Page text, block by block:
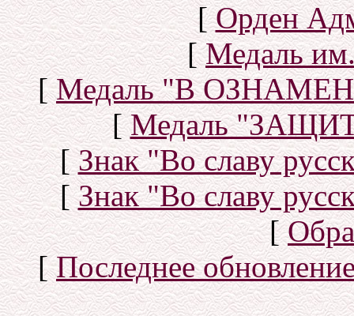
[Орден
[Медаль
[Медаль "В
[Медаль
[Знак "Во славу
[Знак "Во славу
[
[Последнее